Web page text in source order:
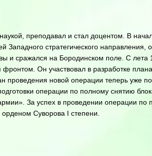
преподавал и стал доцентом. В
Западного стратегического направления,
сражался на Бородинском поле. С лета
Он участвовал в разработке
проведения новой операции теперь уже
операции по полному снятию
За успех в проведении операции по
Суворова I степени.